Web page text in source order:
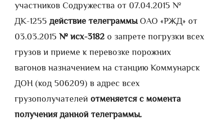
участников Содружества от 07.04.2015 №
ДК-1255 действие телеграммы ОАО «РЖД» от
03.03.2015 № исх-3182 о запрете погрузки всех
грузов и приеме к перевозке порожних
вагонов назначением на станцию Коммунарск
ДОН (код 506209) в адрес всех
грузополучателей отменяется с момента
получения данной телеграммы.